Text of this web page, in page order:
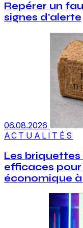
Repérer un
signes d'alerte
06.08.2026
ACTUALITÉS
Les
efficaces
économique